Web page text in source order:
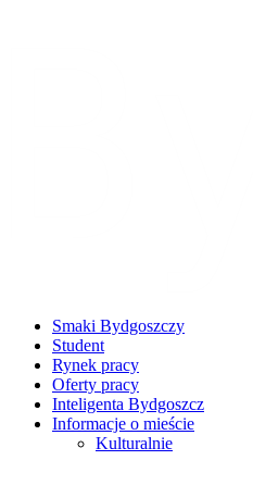
Smaki Bydgoszczy
Student
Rynek pracy
Oferty pracy
Inteligenta Bydgoszcz
Informacje o mieście
Kulturalnie